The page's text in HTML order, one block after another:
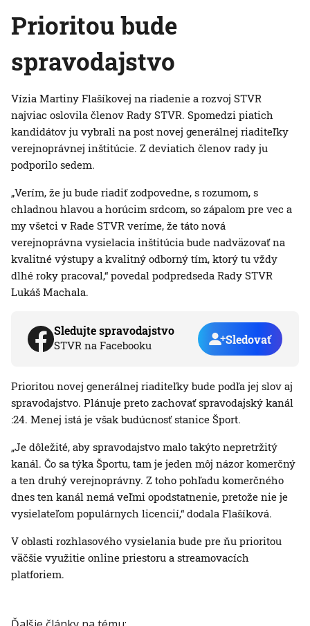
Prioritou bude
spravodajstvo
Vízia Martiny Flašíkovej na riadenie a rozvoj STVR
najviac oslovila členov Rady STVR. Spomedzi piatich
kandidátov ju vybrali na post novej generálnej riaditeľky
verejnoprávnej inštitúcie. Z deviatich členov rady ju
podporilo sedem.
„Verím, že ju bude riadiť zodpovedne, s rozumom, s
chladnou hlavou a horúcim srdcom, so zápalom pre vec a
my všetci v Rade STVR veríme, že táto nová
verejnoprávna vysielacia inštitúcia bude nadväzovať na
kvalitné výstupy a kvalitný odborný tím, ktorý tu vždy
dlhé roky pracoval,“ povedal podpredseda Rady STVR
Lukáš Machala.
Sledujte spravodajstvo
STVR na Facebooku Sledovať
Prioritou novej generálnej riaditeľky bude podľa jej slov aj
spravodajstvo. Plánuje preto zachovať spravodajský kanál
:24. Menej istá je však budúcnosť stanice Šport.
„Je dôležité, aby spravodajstvo malo takýto nepretržitý
kanál. Čo sa týka Športu, tam je jeden môj názor komerčný
a ten druhý verejnoprávny. Z toho pohľadu komerčného
dnes ten kanál nemá veľmi opodstatnenie, pretože nie je
vysielateľom populárnych licencií,“ dodala Flašíková.
V oblasti rozhlasového vysielania bude pre ňu prioritou
väčšie využitie online priestoru a streamovacích
platforiem.